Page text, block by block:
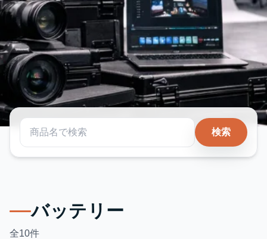
検索
バッテリー
全10件